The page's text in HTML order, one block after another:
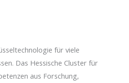
für viele
Das Hessische Cluster für
aus Forschung,